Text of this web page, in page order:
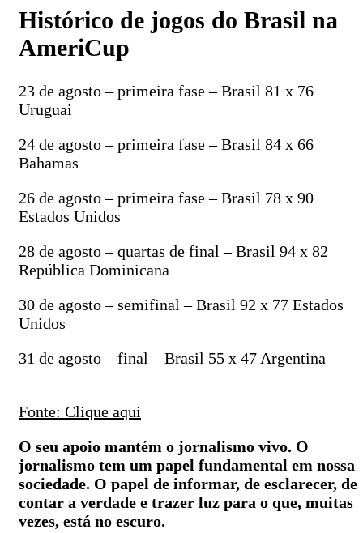
Histórico de jogos do Brasil na
AmeriCup
23 de agosto – primeira fase – Brasil 81 x 76
Uruguai
24 de agosto – primeira fase – Brasil 84 x 66
Bahamas
26 de agosto – primeira fase – Brasil 78 x 90
Estados Unidos
28 de agosto – quartas de final – Brasil 94 x 82
República Dominicana
30 de agosto – semifinal – Brasil 92 x 77 Estados
Unidos
31 de agosto – final – Brasil 55 x 47 Argentina
Fonte: Clique aqui
O seu apoio mantém o jornalismo vivo. O
jornalismo tem um papel fundamental em nossa
sociedade. O papel de informar, de esclarecer, de
contar a verdade e trazer luz para o que, muitas
vezes, está no escuro.